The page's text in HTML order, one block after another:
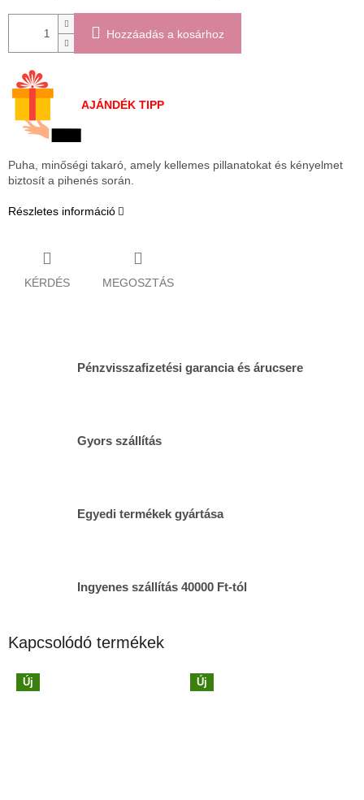
Hozzáadás a kosárhoz
AJÁNDÉK TIPP
Puha, minőségi takaró, amely kellemes pillanatokat és kényelmet
biztosít a pihenés során.
Részletes információ
KÉRDÉS MEGOSZTÁS
Pénzvisszafizetési garancia és árucsere
Gyors szállítás
Egyedi termékek gyártása
Ingyenes szállítás 40000 Ft-tól
Kapcsolódó termékek
Új Új